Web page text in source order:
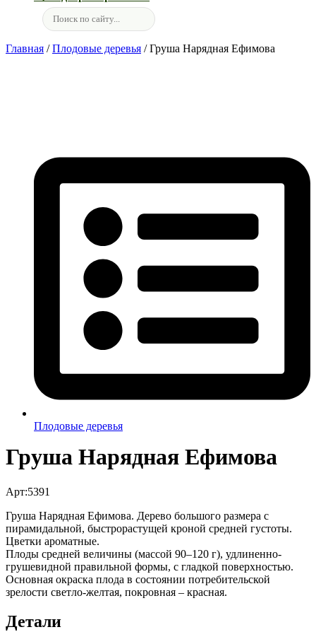
Главная /Плодовые деревья / Груша Нарядная Ефимова
Плодовые деревья
Груша Нарядная Ефимова
Арт:5391
Груша Нарядная Ефимова. Дерево большого размера с
пирамидальной, быстрорастущей кроной средней густоты.
Цветки ароматные.
Плоды средней величины (массой 90–120 г), удлиненно-
грушевидной правильной формы, с гладкой поверхностью.
Основная окраска плода в состоянии потребительской
зрелости светло-желтая, покровная – красная.
Детали